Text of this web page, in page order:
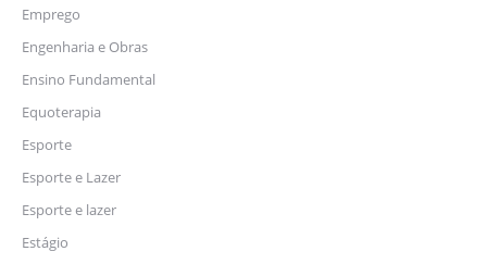
Emprego
Engenharia e Obras
Ensino Fundamental
Equoterapia
Esporte
Esporte e Lazer
Esporte e lazer
Estágio